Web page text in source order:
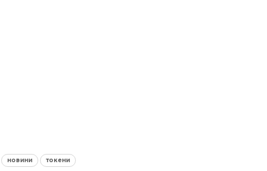
новини токени